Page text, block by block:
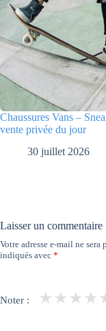
Chaussures Vans –
vente privée du jour
30 juillet 2026
Laisser un commentaire
Votre adresse e-mail ne sera
indiqués avec *
Noter : ★
★
★
★